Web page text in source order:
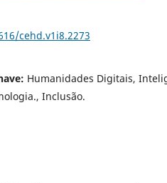
cehd.v1i8.2273
Humanidades Digitais,
Inclusão.